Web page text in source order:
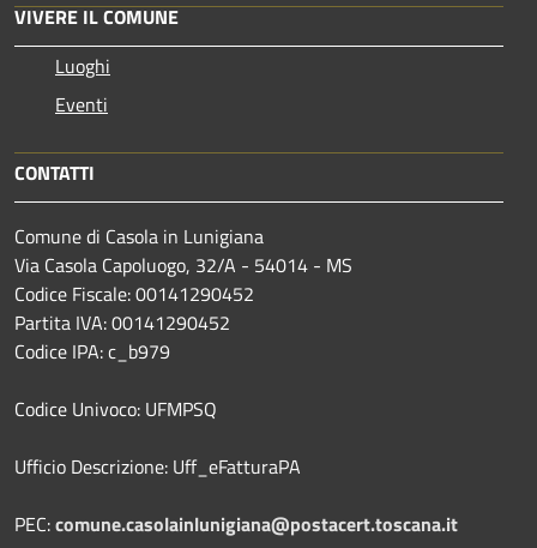
VIVERE IL COMUNE
Luoghi
Eventi
CONTATTI
Comune di Casola in Lunigiana
Via Casola Capoluogo, 32/A - 54014 - MS
Codice Fiscale: 00141290452
Partita IVA: 00141290452
Codice IPA: c_b979
Codice Univoco: UFMPSQ
Ufficio Descrizione: Uff_eFatturaPA
PEC:comune.casolainlunigiana@postacert.toscana.it